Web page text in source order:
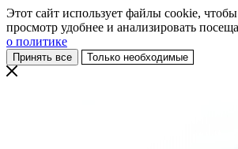
Этот сайт использует файлы cookie,
просмотр удобнее и анализировать
о политике
Принять все Только необходимые